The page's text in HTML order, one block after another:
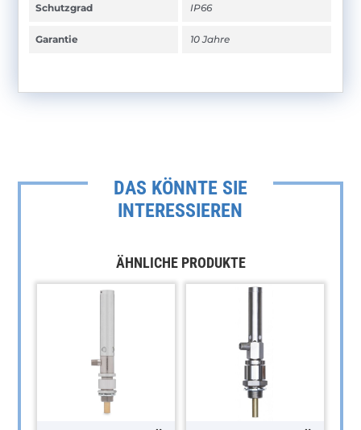
Schutzgrad IP66
Garantie 10 Jahre
DAS KÖNNTE SIE
INTERESSIEREN
ÄHNLICHE PRODUKTE